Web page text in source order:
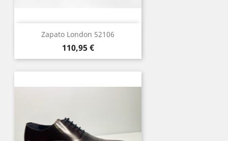
Zapato London 52106
Precio
110,95 €